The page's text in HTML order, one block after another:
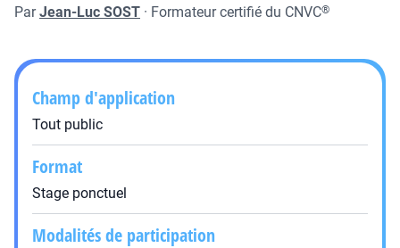
ParJean-Luc SOST · Formateur certifié du CNVC®
Champ d'application
Tout public
Format
Stage ponctuel
Modalités de participation